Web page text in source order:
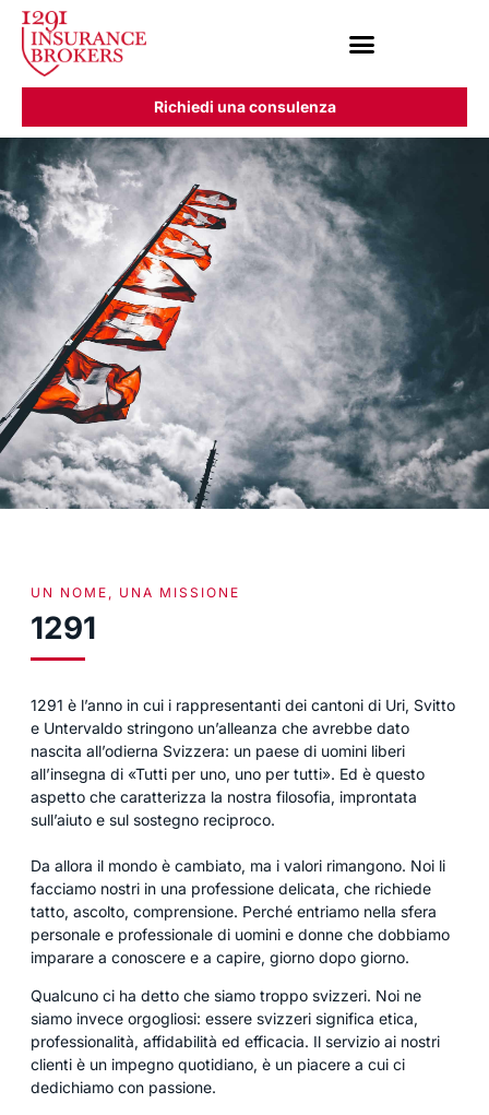
Richiedi una consulenza
Chi siamo
UN NOME, UNA MISSIONE
1291
1291 è l’anno in cui i rappresentanti dei cantoni di Uri, Svitto
e Untervaldo stringono un’alleanza che avrebbe dato
nascita all’odierna Svizzera: un paese di uomini liberi
all’insegna di «Tutti per uno, uno per tutti». Ed è questo
aspetto che caratterizza la nostra filosofia, improntata
sull’aiuto e sul sostegno reciproco.
Da allora il mondo è cambiato, ma i valori rimangono. Noi li
facciamo nostri in una professione delicata, che richiede
tatto, ascolto, comprensione. Perché entriamo nella sfera
personale e professionale di uomini e donne che dobbiamo
imparare a conoscere e a capire, giorno dopo giorno.
Qualcuno ci ha detto che siamo troppo svizzeri. Noi ne
siamo invece orgogliosi: essere svizzeri significa etica,
professionalità, affidabilità ed efficacia. Il servizio ai nostri
clienti è un impegno quotidiano, è un piacere a cui ci
dedichiamo con passione.